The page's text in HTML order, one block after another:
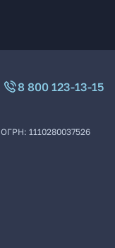
8 800 123-13-15
ОГРН: 1110280037526